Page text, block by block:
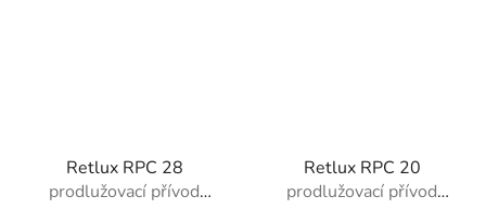
Retlux RPC 28
prodlužovací přívod
Retlux RPC 20
prodlužovací přívod